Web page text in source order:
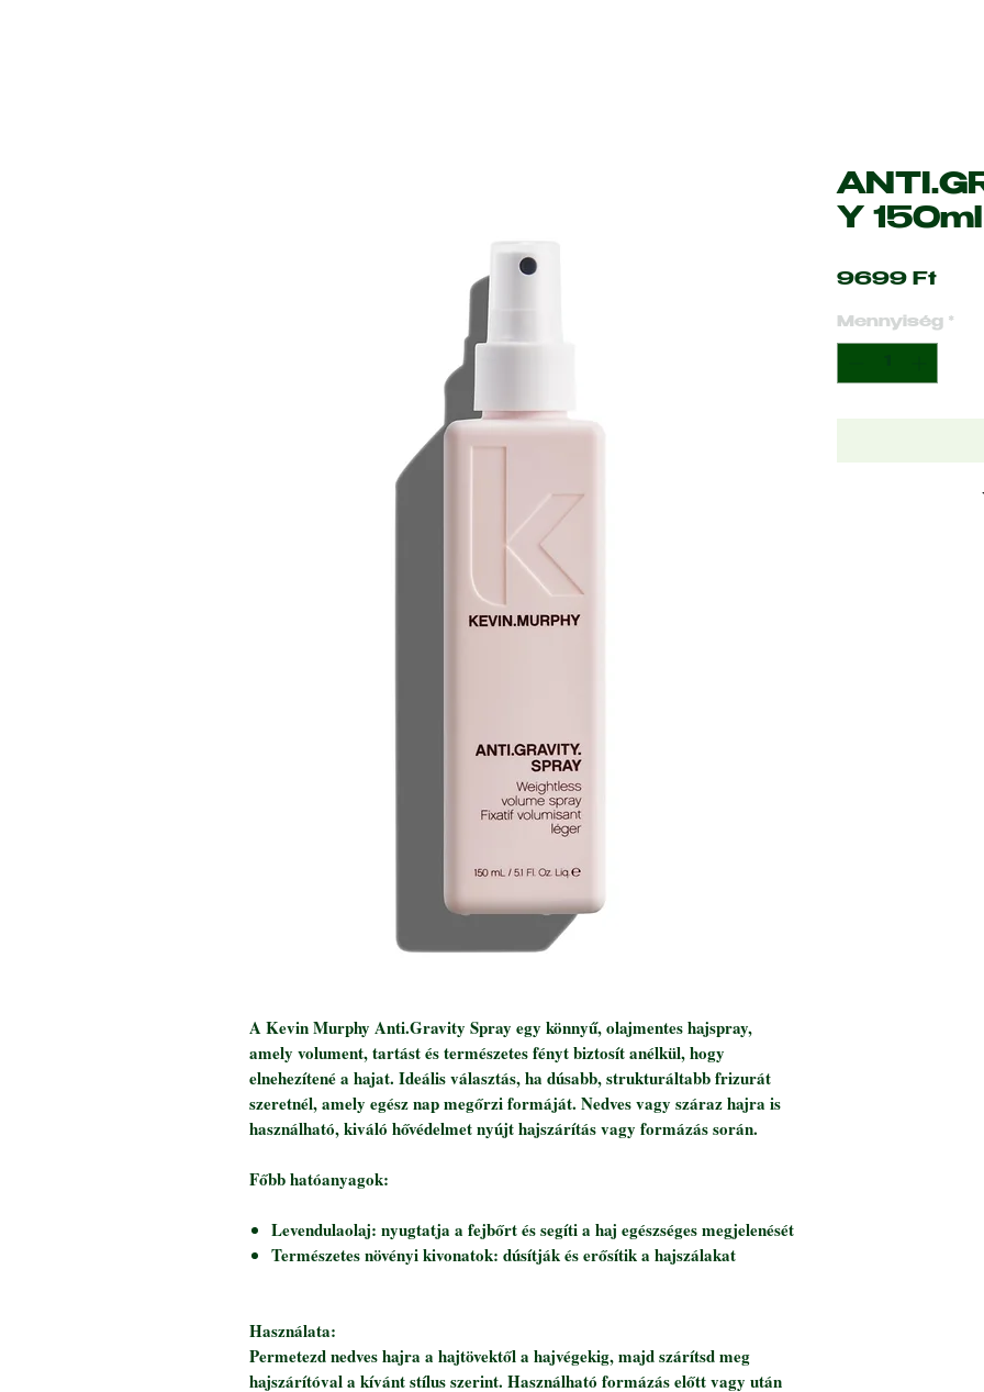
A Kevin Murphy Anti.Gravity Spray egy könnyű, olajmentes hajspray,
amely volument, tartást és természetes fényt biztosít anélkül, hogy
elnehezítené a hajat. Ideális választás, ha dúsabb, strukturáltabb frizurát
szeretnél, amely egész nap megőrzi formáját. Nedves vagy száraz hajra is
használható, kiváló hővédelmet nyújt hajszárítás vagy formázás során.
Főbb hatóanyagok:
Levendulaolaj: nyugtatja a fejbőrt és segíti a haj egészséges megjelenését
Természetes növényi kivonatok: dúsítják és erősítik a hajszálakat
Használata:
Permetezd nedves hajra a hajtövektől a hajvégekig, majd szárítsd meg
hajszárítóval a kívánt stílus szerint. Használható formázás előtt vagy után
Y 150ml
9699 FtÁr
Mennyiség *